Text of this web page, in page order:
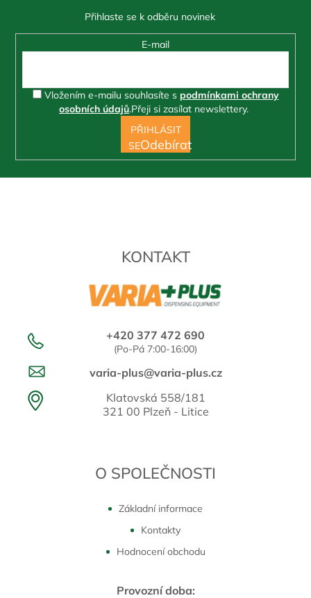
KONTAKT
+420 377 472 690
(Po-Pá 7:00-16:00)
varia-plus@varia-plus.cz
Klatovská 558/181
321 00 Plzeň - Litice
O SPOLEČNOSTI
Základní informace
Kontakty
Hodnocení obchodu
Provozní doba:
E-mail
Vložením e-mailu souhlasíte s podmínkami ochrany
osobních údajů.Přeji si zasílat newslettery.
PŘIHLÁSIT
SE